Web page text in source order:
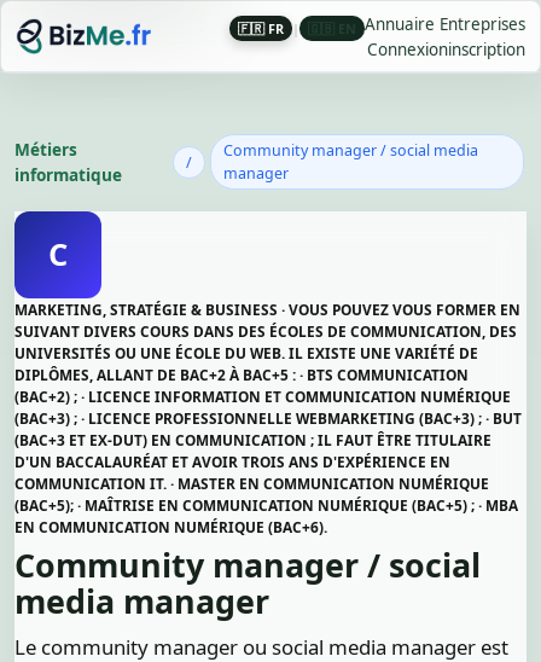
🇫🇷 FR |
Annuaire Entreprises
Connexioninscription
Métiers
informatique
/
Community manager / social media
manager
C
MARKETING, STRATÉGIE & BUSINESS · VOUS POUVEZ VOUS FORMER EN
SUIVANT DIVERS COURS DANS DES ÉCOLES DE COMMUNICATION, DES
UNIVERSITÉS OU UNE ÉCOLE DU WEB. IL EXISTE UNE VARIÉTÉ DE
DIPLÔMES, ALLANT DE BAC+2 À BAC+5 : · BTS COMMUNICATION
(BAC+2) ; · LICENCE INFORMATION ET COMMUNICATION NUMÉRIQUE
(BAC+3) ; · LICENCE PROFESSIONNELLE WEBMARKETING (BAC+3) ; · BUT
(BAC+3 ET EX-DUT) EN COMMUNICATION ; IL FAUT ÊTRE TITULAIRE
D'UN BACCALAURÉAT ET AVOIR TROIS ANS D'EXPÉRIENCE EN
COMMUNICATION IT. · MASTER EN COMMUNICATION NUMÉRIQUE
(BAC+5); · MAÎTRISE EN COMMUNICATION NUMÉRIQUE (BAC+5) ; · MBA
EN COMMUNICATION NUMÉRIQUE (BAC+6).
Community manager / social
media manager
Le community manager ou social media manager est